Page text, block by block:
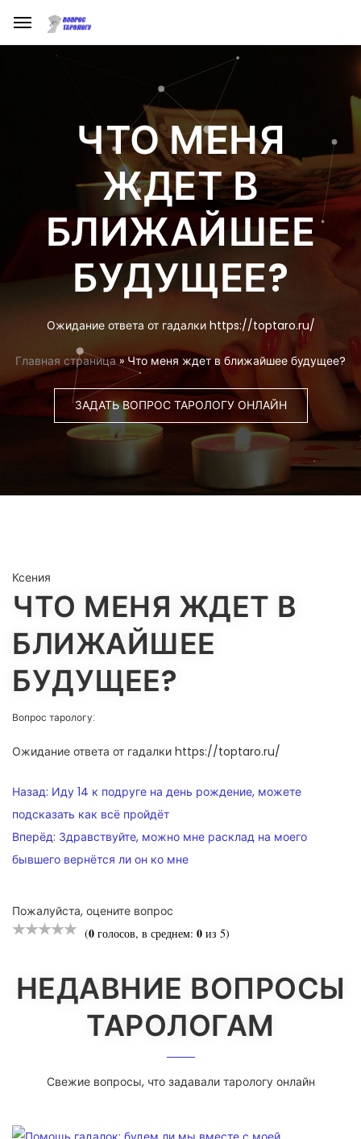
ЧТО МЕНЯ
ЖДЕТ В
БЛИЖАЙШЕЕ
БУДУЩЕЕ?
Ожидание ответа от гадалки https://toptaro.ru/
Главная страница» Что меня ждет в ближайшее будущее?
ЗАДАТЬ ВОПРОС ТАРОЛОГУ ОНЛАЙН
Ксения
ЧТО МЕНЯ ЖДЕТ В
БЛИЖАЙШЕЕ
БУДУЩЕЕ?
Вопрос тарологу:
Ожидание ответа от гадалки https://toptaro.ru/
НАВИГАЦИЯ
ПО
ЗАПИСЯМ
Назад: Иду 14 к подруге на день рождение, можете
подсказать как всё пройдёт
Вперёд: Здравствуйте, можно мне расклад на моего
бывшего вернётся ли он ко мне
Пожалуйста, оцените вопрос
(0 голосов, в среднем: 0 из 5)
НЕДАВНИЕ ВОПРОСЫ
ТАРОЛОГАМ
Свежие вопросы, что задавали тарологу онлайн